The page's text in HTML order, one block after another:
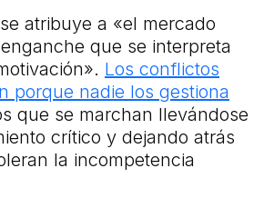
atribuye a «el mercado
que se interpreta
Los conflictos
porque nadie los gestiona
que se marchan llevándose
crítico y dejando atrás
la incompetencia